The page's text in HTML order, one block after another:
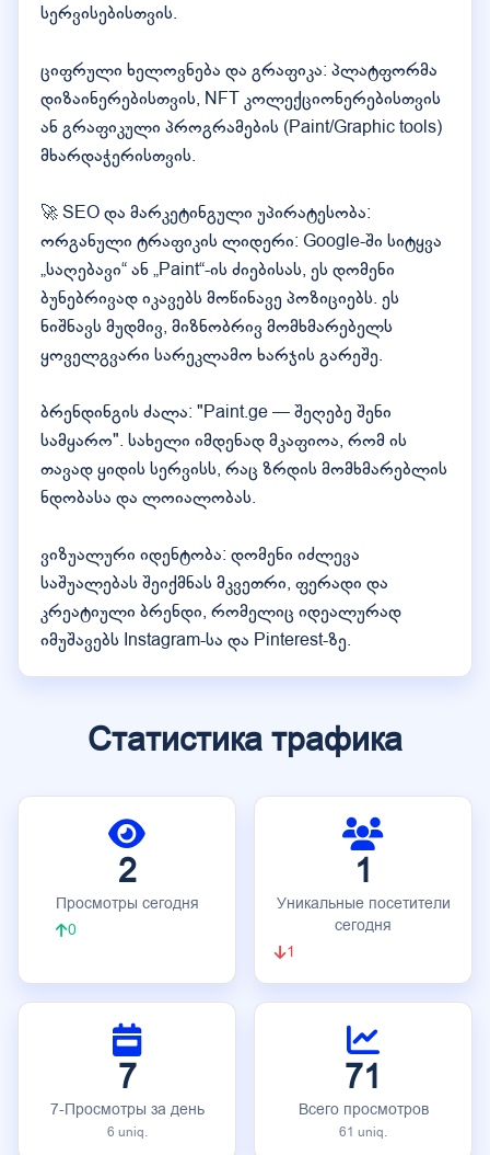
სერვისებისთვის.
ციფრული ხელოვნება და გრაფიკა: პლატფორმა
დიზაინერებისთვის, NFT კოლექციონერებისთვის
ან გრაფიკული პროგრამების (Paint/Graphic tools)
მხარდაჭერისთვის.
🚀 SEO და მარკეტინგული უპირატესობა:
ორგანული ტრაფიკის ლიდერი: Google-ში სიტყვა
„საღებავი“ ან „Paint“-ის ძიებისას, ეს დომენი
ბუნებრივად იკავებს მოწინავე პოზიციებს. ეს
ნიშნავს მუდმივ, მიზნობრივ მომხმარებელს
ყოველგვარი სარეკლამო ხარჯის გარეშე.
ბრენდინგის ძალა: "Paint.ge — შეღებე შენი
სამყარო". სახელი იმდენად მკაფიოა, რომ ის
თავად ყიდის სერვისს, რაც ზრდის მომხმარებლის
ნდობასა და ლოიალობას.
ვიზუალური იდენტობა: დომენი იძლევა
საშუალებას შეიქმნას მკვეთრი, ფერადი და
კრეატიული ბრენდი, რომელიც იდეალურად
იმუშავებს Instagram-სა და Pinterest-ზე.
Статистика трафика
2
Просмотры сегодня
0
1
Уникальные посетители
сегодня
1
7
7-Просмотры за день
6 uniq.
71
Всего просмотров
61 uniq.